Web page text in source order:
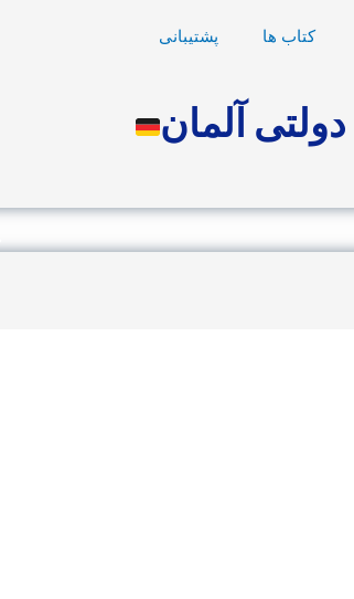
کتاب ها پشتیبانی
آلمان